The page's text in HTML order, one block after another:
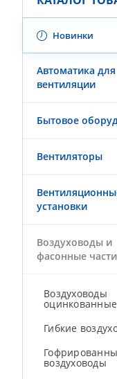
Новинки
Автоматика для
вентиляции
Бытовое
Вентиляторы
установки
Воздуховоды и
фасонные части
Воздуховоды
оцинкованные
Гибкие
воздуховоды